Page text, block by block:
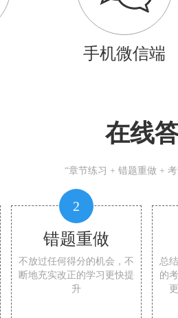
手机微信端
在线
“章节练习 + 错题重做 +
2
错题重做
不放过任何得分的机会，不
断地充实改正的学习更快提
升
总
的